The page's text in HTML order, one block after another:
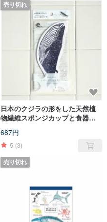
売り切れ
日本のクジラの形をした天然植
物繊維スポンジカップと食器食
687円
5 (3)
売り切れ